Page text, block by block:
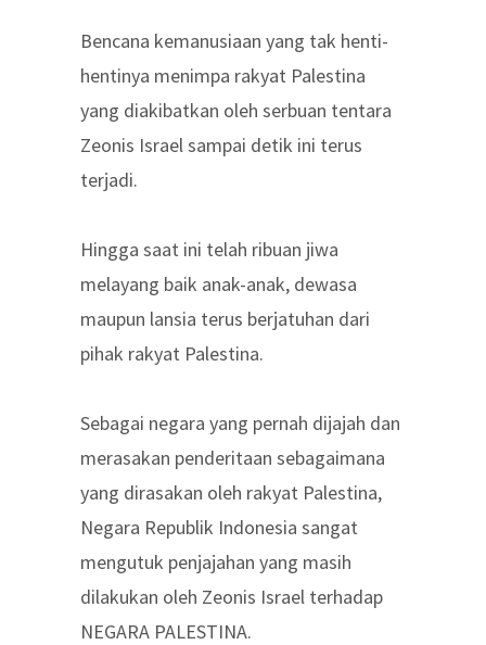
Bencana kemanusiaan yang tak henti-
hentinya menimpa rakyat Palestina
yang diakibatkan oleh serbuan tentara
Zeonis Israel sampai detik ini terus
terjadi.
Hingga saat ini telah ribuan jiwa
melayang baik anak-anak, dewasa
maupun lansia terus berjatuhan dari
pihak rakyat Palestina.
Sebagai negara yang pernah dijajah dan
merasakan penderitaan sebagaimana
yang dirasakan oleh rakyat Palestina,
Negara Republik Indonesia sangat
mengutuk penjajahan yang masih
dilakukan oleh Zeonis Israel terhadap
NEGARA PALESTINA.